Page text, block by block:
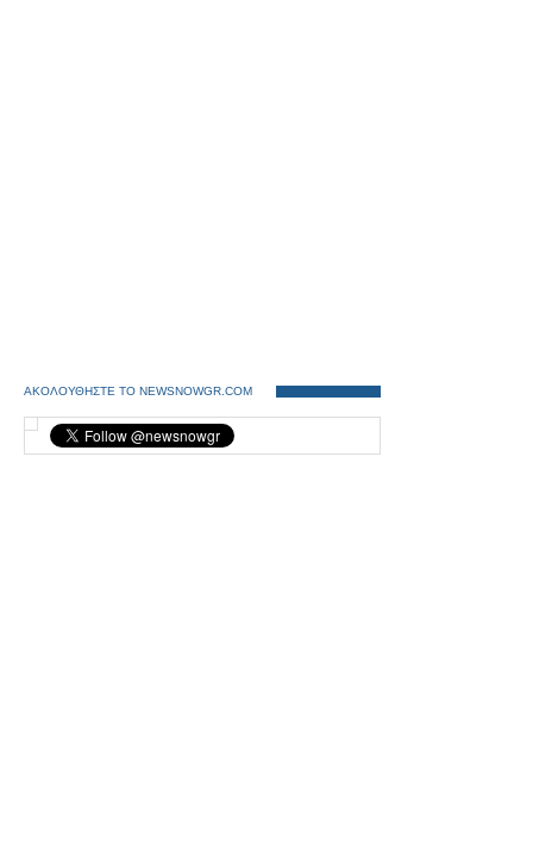
ΑΚΟΛΟΥΘΗΣΤΕ ΤΟ NEWSNOWGR.COM